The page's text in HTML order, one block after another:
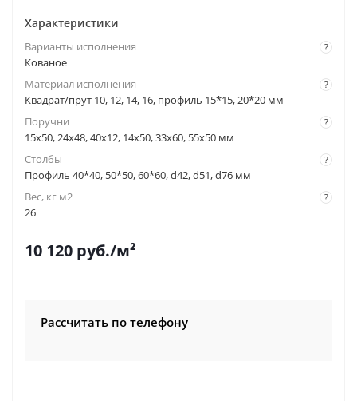
Характеристики
?
Варианты исполнения
Кованое
?
Материал исполнения
Квадрат/прут 10, 12, 14, 16, профиль 15*15, 20*20 мм
?
Поручни
15x50, 24x48, 40x12, 14x50, 33x60, 55x50 мм
?
Столбы
Профиль 40*40, 50*50, 60*60, d42, d51, d76 мм
?
Вес, кг м2
26
10 120 руб./м²
Рассчитать по телефону